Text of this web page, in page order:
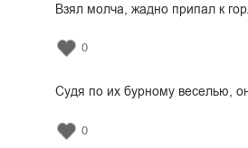
Взял молча, жадно припал к
0
Судя по их бурному веселью,
0